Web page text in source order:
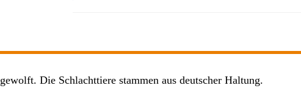
gewolft. Die Schlachttiere stammen aus deutscher Haltung.